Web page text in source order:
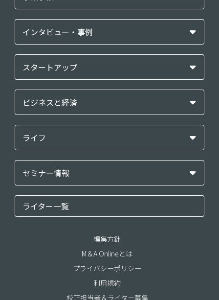
インタビュー・事例
スタートアップ
ビジネスと経済
ライフ
セミナー情報
ライター一覧
編集方針
M＆A Onlineとは
プライバシーポリシー
利用規約
校正担当者＆ライター募集